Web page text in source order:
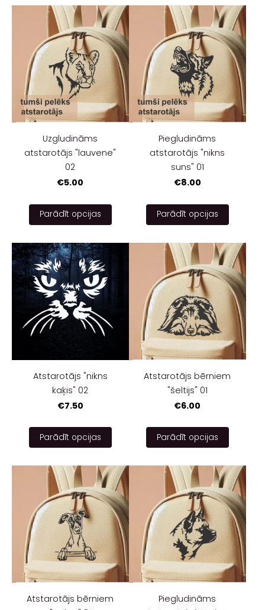
Uzgludināms
atstarotājs "lauvene"
02
€5.00
Parādīt opcijas
Piegludināms
atstarotājs "nikns
suns" 01
€8.00
Parādīt opcijas
Atstarotājs "nikns
kaķis" 02
€7.50
Parādīt opcijas
Atstarotājs bērniem
"šeltijs" 01
€6.00
Parādīt opcijas
Atstarotājs bērniem
Piegludināms